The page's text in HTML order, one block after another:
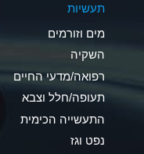
D
D
A
תעשיות
מים וזורמים
השקיה
רפואה/מדעי החיים
תעופה/חלל וצבא
התעשייה הכימית
נפט וגז